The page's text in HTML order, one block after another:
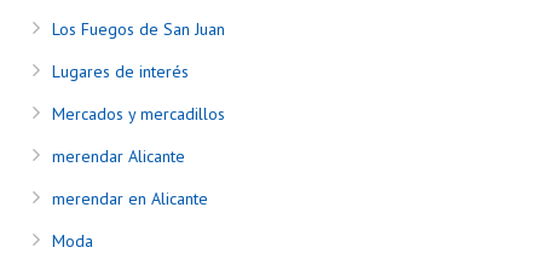
Los Fuegos de San Juan
Lugares de interés
Mercados y mercadillos
merendar Alicante
merendar en Alicante
Moda